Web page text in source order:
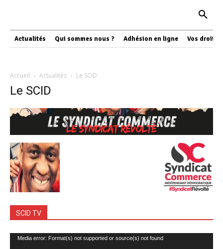
Actualités Qui sommes nous ? Adhésion en ligne Vos droits
Accueil Actualités Le SCID
Le SCID
SCID TV
Lecteur
Media error: Format(s) not supported or source(s) not found